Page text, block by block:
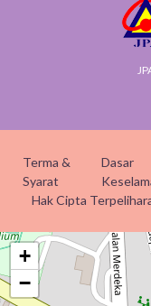
Terma &
Syarat
Dasar
Hak Cipta
+
−